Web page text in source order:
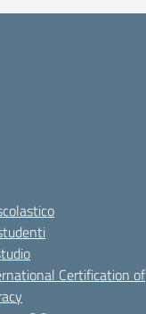
Certification of